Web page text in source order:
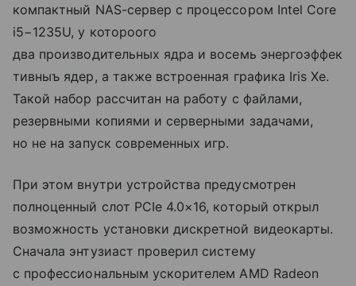
компактный NAS-сервер с процессором Intel Core
i5−1235U, у котороого
два производительных ядра и восемь энергоэффек
тивныъ ядер, а также встроенная графика Iris Xe.
Такой набор рассчитан на работу с файлами,
резервными копиями и серверными задачами,
но не на запуск современных игр.
При этом внутри устройства предусмотрен
полноценный слот PCIe 4.0×16, который открыл
возможность установки дискретной видеокарты.
Сначала энтузиаст проверил систему
с профессиональным ускорителем AMD Radeon